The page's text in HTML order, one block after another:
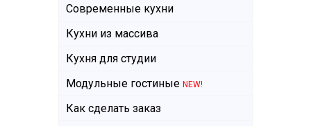
Современные кухни
Кухни из массива
Кухня для студии
Модульные гостиные NEW!
Как сделать заказ